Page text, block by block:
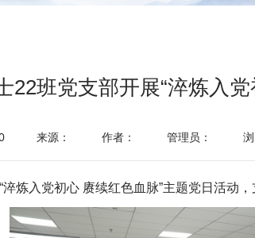
22班党支部开展“淬炼入
来源： 作者： 管理员：
炼入党初心 赓续红色血脉”主题党日活动